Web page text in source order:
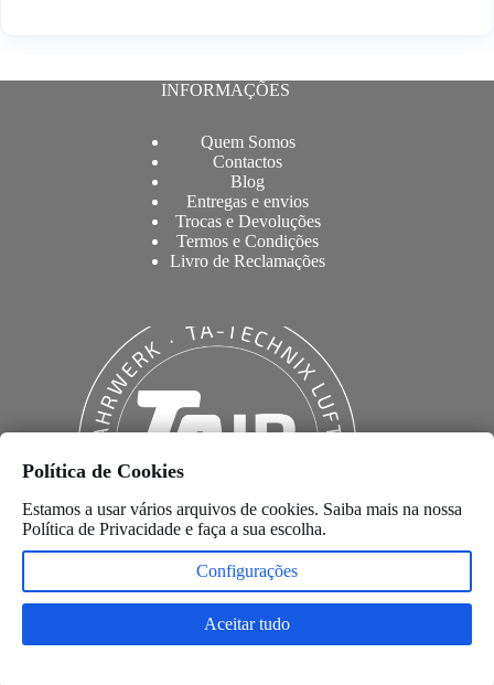
INFORMAÇÕES
Quem Somos
Contactos
Blog
Entregas e envios
Trocas e Devoluções
Termos e Condições
Livro de Reclamações
Política de Cookies
Estamos a usar vários arquivos de cookies. Saiba mais na nossa
Política de Privacidade e faça a sua escolha.
Configurações
Aceitar tudo